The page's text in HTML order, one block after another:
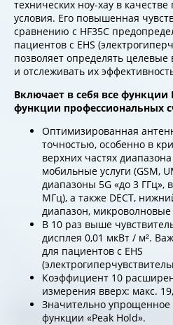
технических ноу-хау в
условия. Его повышенная
сравнению с HF35C
пациентов с EHS
позволяет определять
и отслеживать их
Включает в себя все функции
функции профессиональных
Оптимизированная
точностью, особенно в
верхних частях
мобильные услуги (GSM,
диапазоны 5G «до 3 ГГц»,
МГц), а также DECT,
диапазон,
В 10 раз выше
дисплея 0,01 мкВт / м².
для пациентов с EHS
Коэффициент 10
измерения вверх: макс.
Значительно упрощенное
функции «Peak Hold».